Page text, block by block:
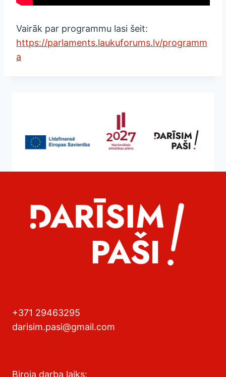
Vairāk par programmu lasi šeit:
https://parlaments.laukuforums.lv/programm
a
+371 29463295
darisim.pasi@gmail.com
Biroja darba laiks: